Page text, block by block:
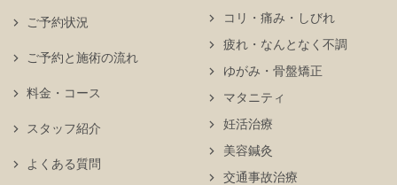
ご予約状況
コリ・痛み・しびれ
疲れ・なんとなく不調
ゆがみ・骨盤矯正
マタニティ
妊活治療
美容鍼灸
交通事故治療
ご予約と施術の流れ
料金・コース
スタッフ紹介
よくある質問